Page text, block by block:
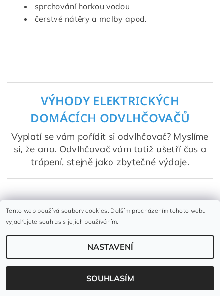
sprchování horkou vodou
čerstvé nátěry a malby apod.
VÝHODY ELEKTRICKÝCH
DOMÁCÍCH ODVLHČOVAČŮ
Vyplatí se vám pořídit si odvlhčovač? Myslíme
si, že ano. Odvlhčovač vám totiž ušetří čas a
trápení, stejně jako zbytečné výdaje.
1) Hlavním důvodem, proč je koupě odvlhčovačů
výhodná z dlouhodobého hlediska, je, že
Tento web používá soubory cookies. Dalším procházením tohoto webu
vyjadřujete souhlas s jejich používáním.
NASTAVENÍ
SOUHLASÍM